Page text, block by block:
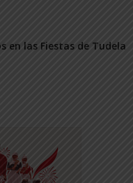
en las Fiestas de Tudela